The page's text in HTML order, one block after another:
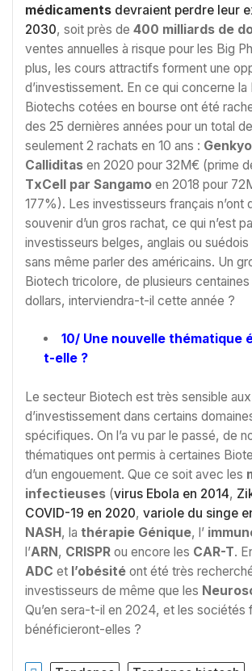
médicaments devraient perdre leur
2030, soit près de 400 milliards de
ventes annuelles à risque pour les Big
plus, les cours attractifs forment une
d’investissement. En ce qui concerne la
Biotechs cotées en bourse ont été
des 25 dernières années pour un total de
seulement 2 rachats en 10 ans :
Calliditas en 2020 pour 32M€ (prime
TxCell par Sangamo en 2018 pour
177%). Les investisseurs français n’ont
souvenir d’un gros rachat, ce qui n’est
investisseurs belges, anglais ou
sans même parler des américains. Un
Biotech tricolore, de plusieurs
dollars, interviendra-t-il cette année ?
10/ Une nouvelle thématique
t-elle ?
Le secteur Biotech est très sensible
d’investissement dans certains
spécifiques. On l’a vu par le passé, de
thématiques ont permis à certaines
d’un engouement. Que ce soit avec les
infectieuses (virus Ebola en 2014,
COVID-19 en 2020, variole du singe
NASH, la thérapie Génique, l’
l’ARN, CRISPR ou encore les CAR-T.
ADC et l’obésité ont été très
investisseurs de même que les
Qu’en sera-t-il en 2024, et les sociétés
bénéficieront-elles ?